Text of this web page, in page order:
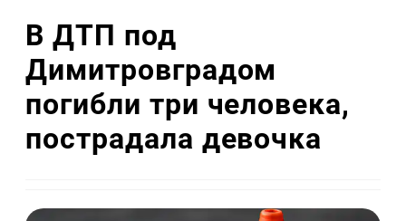
В ДТП под
Димитровградом
погибли три человека,
пострадала девочка